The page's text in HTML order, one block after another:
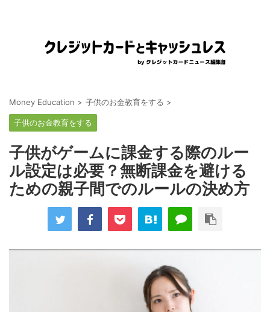
Money Education > 子供のお金教育をする >
子供のお金教育をする
子供がゲームに課金する際のルー
ル設定は必要？無断課金を避ける
ための親子間でのルールの決め方